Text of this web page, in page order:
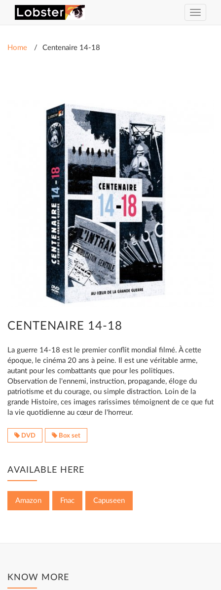
Toggle
Home Centenaire 14-18
CENTENAIRE 14-18
La guerre 14-18 est le premier conflit mondial filmé. À cette
époque, le cinéma 20 ans à peine. Il est une véritable arme,
autant pour les combattants que pour les politiques.
Observation de l'ennemi, instruction, propagande, éloge du
patriotisme et du courage, ou simple distraction. Loin de la
grande Histoire, ces images rarissimes témoignent de ce que fut
la vie quotidienne au cœur de l'horreur.
DVD Box set
AVAILABLE HERE
Amazon Fnac Capuseen
KNOW MORE